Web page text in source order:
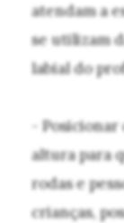
atendam a
se utilizam
labial do
- Posicionar
altura para
rodas e
crianças,